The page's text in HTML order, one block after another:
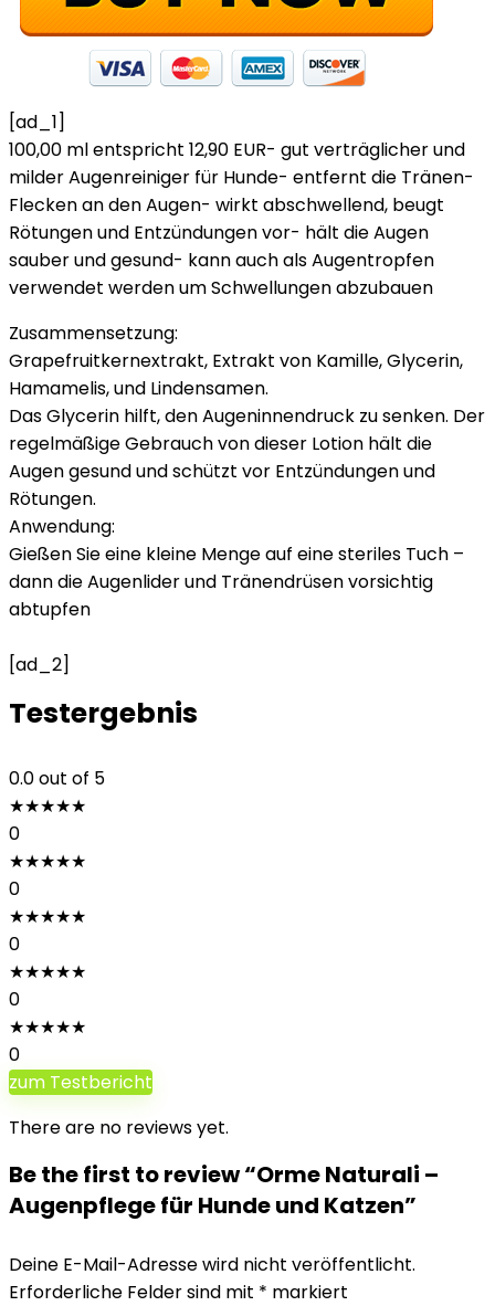
[ad_1]
100,00 ml entspricht 12,90 EUR- gut verträglicher und
milder Augenreiniger für Hunde- entfernt die Tränen-
Flecken an den Augen- wirkt abschwellend, beugt
Rötungen und Entzündungen vor- hält die Augen
sauber und gesund- kann auch als Augentropfen
verwendet werden um Schwellungen abzubauen
Zusammensetzung:
Grapefruitkernextrakt, Extrakt von Kamille, Glycerin,
Hamamelis, und Lindensamen.
Das Glycerin hilft, den Augeninnendruck zu senken. Der
regelmäßige Gebrauch von dieser Lotion hält die
Augen gesund und schützt vor Entzündungen und
Rötungen.
Anwendung:
Gießen Sie eine kleine Menge auf eine steriles Tuch –
dann die Augenlider und Tränendrüsen vorsichtig
abtupfen
[ad_2]
Testergebnis
0.0out of 5
★★★★★
0
★★★★★
0
★★★★★
0
★★★★★
0
★★★★★
0
zum Testbericht
There are no reviews yet.
Be the first to review “Orme Naturali –
Augenpflege für Hunde und Katzen”
Deine E-Mail-Adresse wird nicht veröffentlicht.
Erforderliche Felder sind mit * markiert